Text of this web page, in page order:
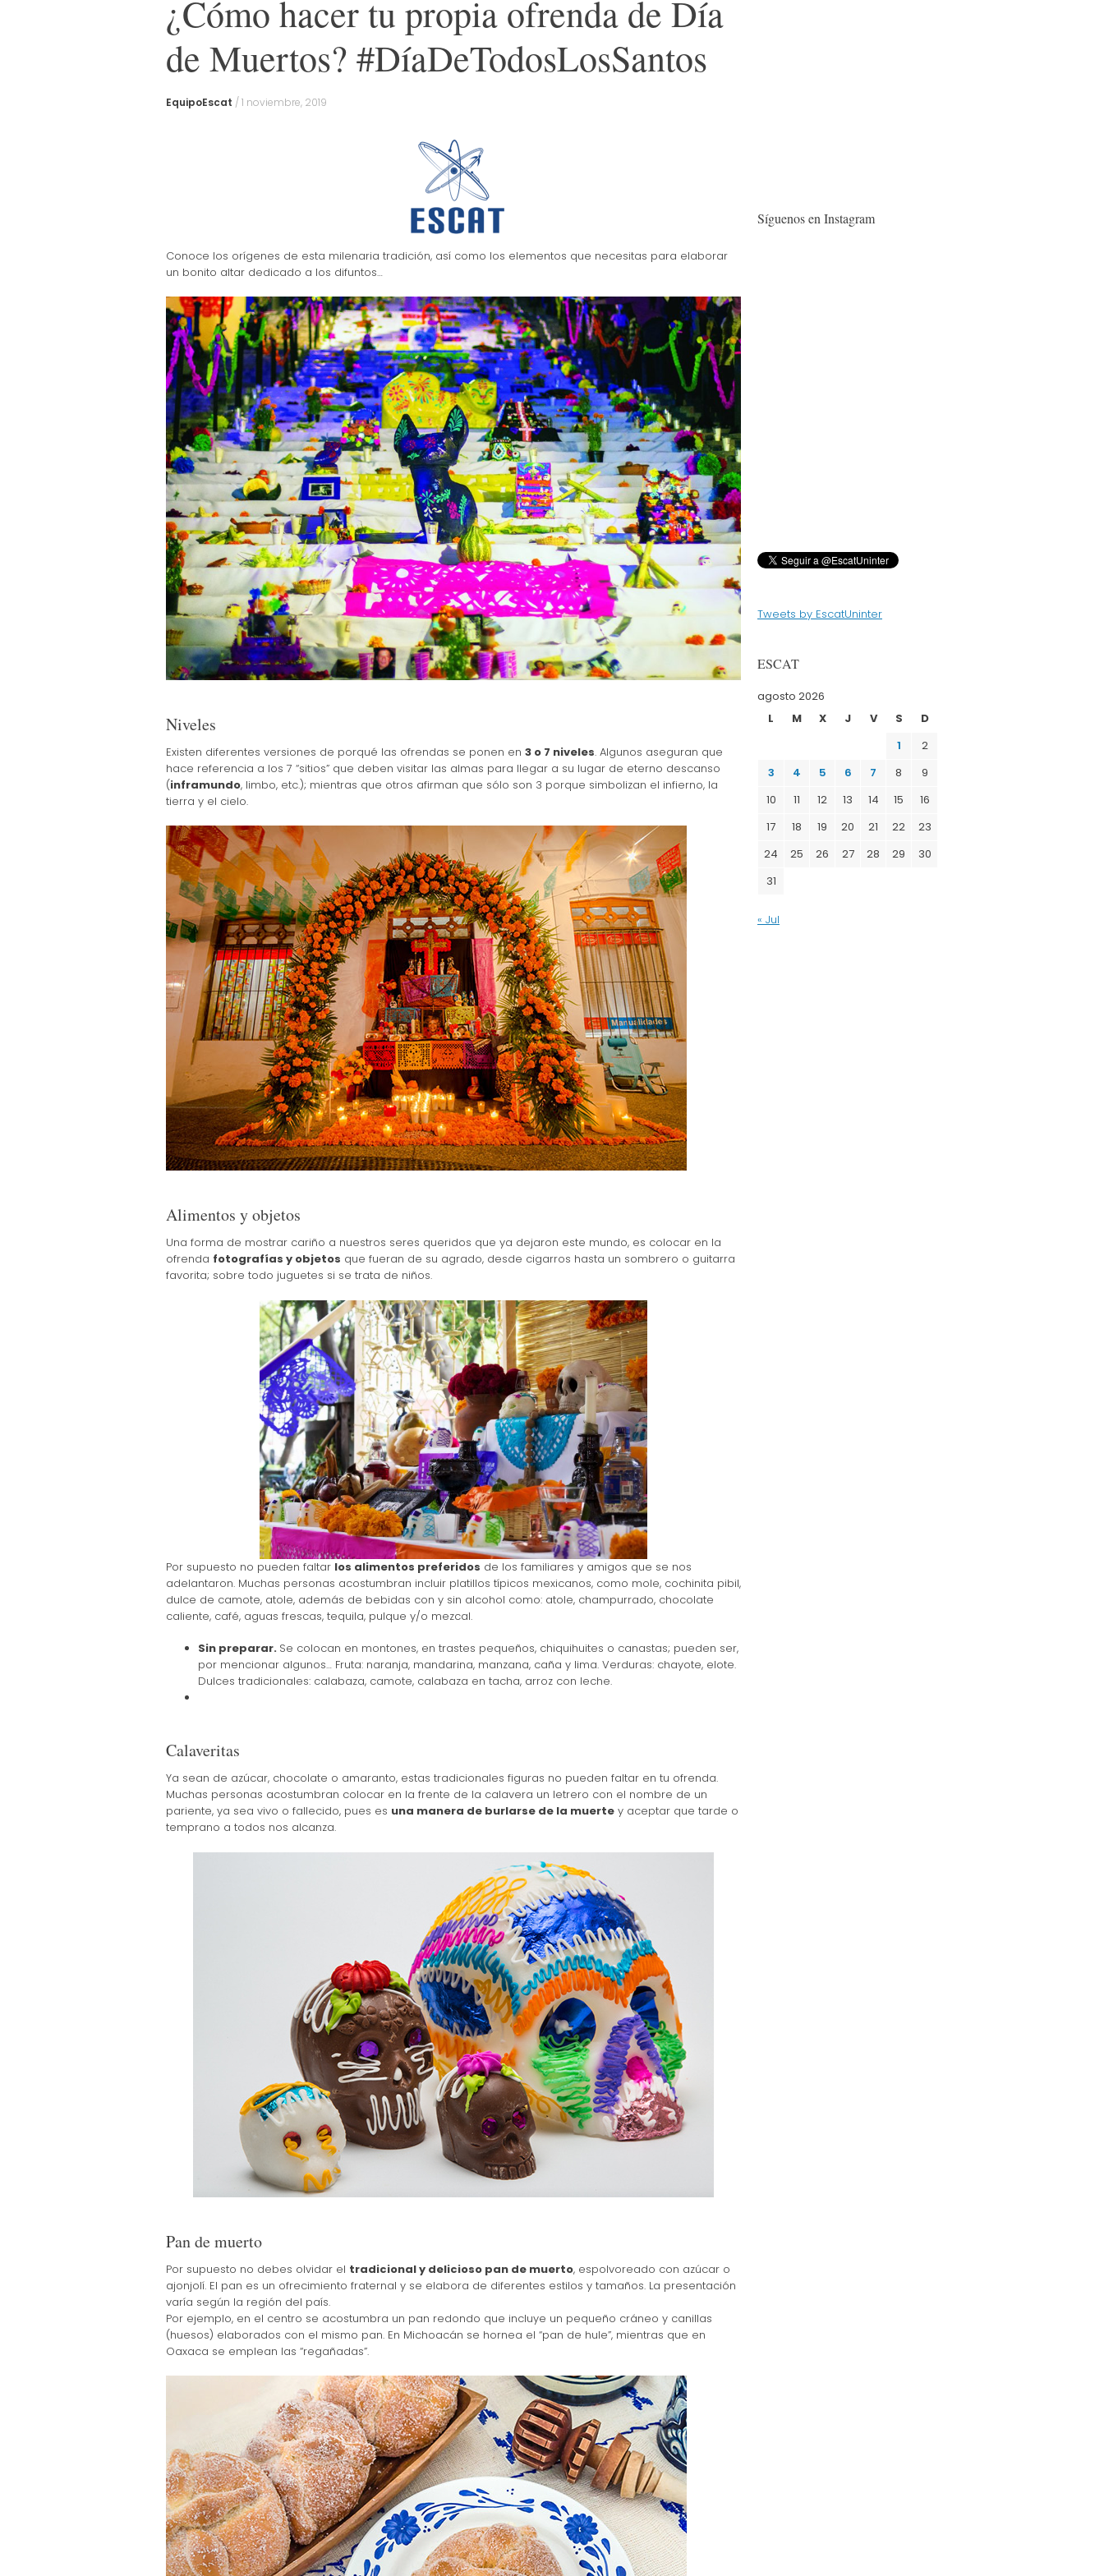
¿Cómo hacer tu propia ofrenda de Día
de Muertos? #DíaDeTodosLosSantos
EquipoEscat /1 noviembre, 2019
Conoce los orígenes de esta milenaria tradición, así como los elementos que necesitas para elaborar
un bonito altar dedicado a los difuntos…
Niveles
Existen diferentes versiones de porqué las ofrendas se ponen en 3 o 7 niveles. Algunos aseguran que
hace referencia a los 7 “sitios” que deben visitar las almas para llegar a su lugar de eterno descanso
(inframundo, limbo, etc.); mientras que otros afirman que sólo son 3 porque simbolizan el infierno, la
tierra y el cielo.
Alimentos y objetos
Una forma de mostrar cariño a nuestros seres queridos que ya dejaron este mundo, es colocar en la
ofrenda fotografías y objetos que fueran de su agrado, desde cigarros hasta un sombrero o guitarra
favorita; sobre todo juguetes si se trata de niños.
Por supuesto no pueden faltar los alimentos preferidos de los familiares y amigos que se nos
adelantaron. Muchas personas acostumbran incluir platillos típicos mexicanos, como mole, cochinita pibil,
dulce de camote, atole, además de bebidas con y sin alcohol como: atole, champurrado, chocolate
caliente, café, aguas frescas, tequila, pulque y/o mezcal.
Sin preparar. Se colocan en montones, en trastes pequeños, chiquihuites o canastas; pueden ser,
por mencionar algunos… Fruta: naranja, mandarina, manzana, caña y lima. Verduras: chayote, elote.
Dulces tradicionales: calabaza, camote, calabaza en tacha, arroz con leche.
Calaveritas
Ya sean de azúcar, chocolate o amaranto, estas tradicionales figuras no pueden faltar en tu ofrenda.
Muchas personas acostumbran colocar en la frente de la calavera un letrero con el nombre de un
pariente, ya sea vivo o fallecido, pues es una manera de burlarse de la muerte y aceptar que tarde o
temprano a todos nos alcanza.
Pan de muerto
Por supuesto no debes olvidar el tradicional y delicioso pan de muerto, espolvoreado con azúcar o
ajonjolí. El pan es un ofrecimiento fraternal y se elabora de diferentes estilos y tamaños. La presentación
varía según la región del país.
Por ejemplo, en el centro se acostumbra un pan redondo que incluye un pequeño cráneo y canillas
(huesos) elaborados con el mismo pan. En Michoacán se hornea el “pan de hule”, mientras que en
Oaxaca se emplean las “regañadas”.
Síguenos en Instagram
Tweets by EscatUninter
ESCAT
agosto 2026
L
M X J V S
D
1
2
3
4 5 6 7 8
9
10
11 12 13 14 15
16
17
18 19 20 21 22
23
24
25 26 27 28 29
30
31
« Jul